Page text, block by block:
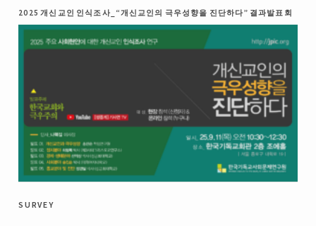
2025 개신교인 인식조사_“개신교인의 극우성향을 진단하다” 결과발표회
survey